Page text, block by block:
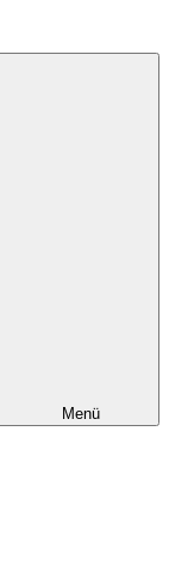
Menü